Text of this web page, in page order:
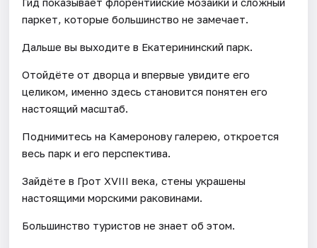
паркет, которые большинство не замечает.
Дальше вы выходите в Екатерининский парк.
Отойдёте от дворца и впервые увидите его
целиком, именно здесь становится понятен его
настоящий масштаб.
Поднимитесь на Камеронову галерею, откроется
весь парк и его перспектива.
Зайдёте в Грот XVIII века, стены украшены
настоящими морскими раковинами.
Большинство туристов не знает об этом.